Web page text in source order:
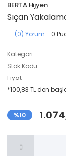
BERTA Hijyen
Sıçan
(0) Yorum - 0
Kategori
Stok Kodu
Fiyat
*100,83 TL den
%10